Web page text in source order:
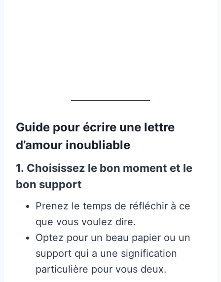
Guide pour écrire une lettre
d’amour inoubliable
1. Choisissez le bon moment et le
bon support
Prenez le temps de réfléchir à ce
que vous voulez dire.
Optez pour un beau papier ou un
support qui a une signification
particulière pour vous deux.